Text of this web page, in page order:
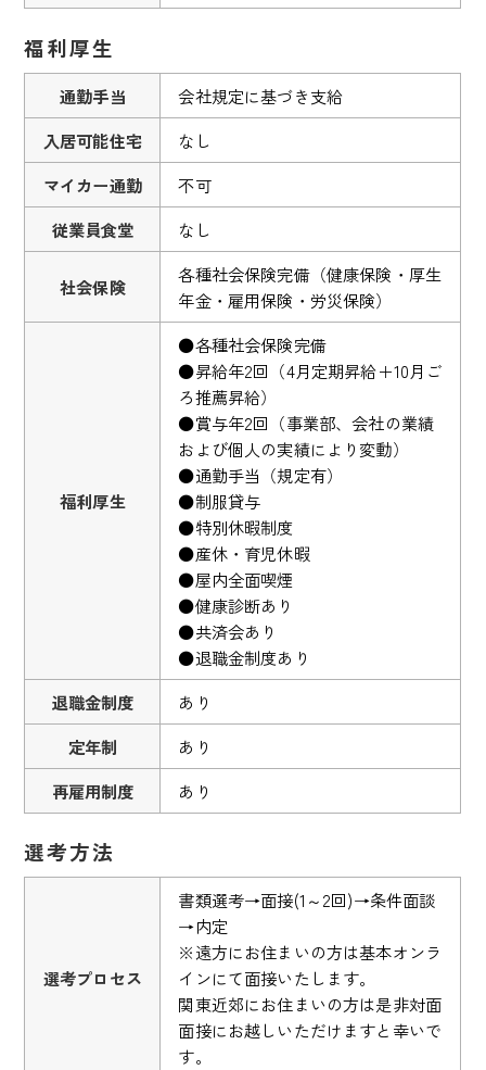
福利厚生
通勤手当
会社規定に基づき支給
入居可能住宅
なし
マイカー通勤
不可
従業員食堂
なし
社会保険
各種社会保険完備（健康保険・厚生
年金・雇用保険・労災保険）
福利厚生
●各種社会保険完備
●昇給年2回（4月定期昇給＋10月ご
ろ推薦昇給）
●賞与年2回（事業部、会社の業績
および個人の実績により変動）
●通勤手当（規定有）
●制服貸与
●特別休暇制度
●産休・育児休暇
●屋内全面喫煙
●健康診断あり
●共済会あり
●退職金制度あり
退職金制度
あり
定年制
あり
再雇用制度
あり
選考方法
選考プロセス
書類選考→面接(1～2回)→条件面談
→内定
※遠方にお住まいの方は基本オンラ
インにて面接いたします。
関東近郊にお住まいの方は是非対面
面接にお越しいただけますと幸いで
す。